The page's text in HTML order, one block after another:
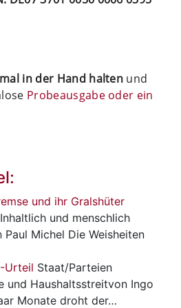
in der Hand halten und
Probeausgabe oder ein
und ihr Gralshüter
Inhaltlich und menschlich
Michel Die Weisheiten
Urteil Staat/Parteien
und Haushaltsstreitvon Ingo
Monate droht der…